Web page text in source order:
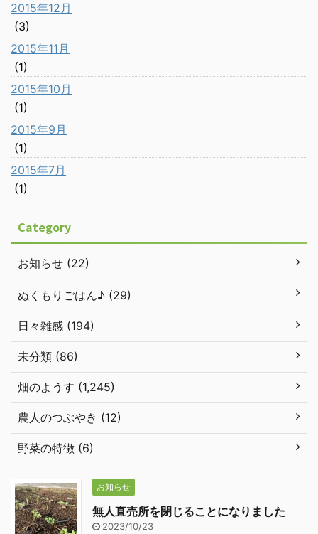
2015年12月
(3)
2015年11月
(1)
2015年10月
(1)
2015年9月
(1)
2015年7月
(1)
Category
お知らせ (22)
ぬくもりごはん♪ (29)
日々雑感 (194)
未分類 (86)
畑のようす (1,245)
農人のつぶやき (12)
野菜の特徴 (6)
お知らせ
無人直売所を閉じることになりました
2023/10/23